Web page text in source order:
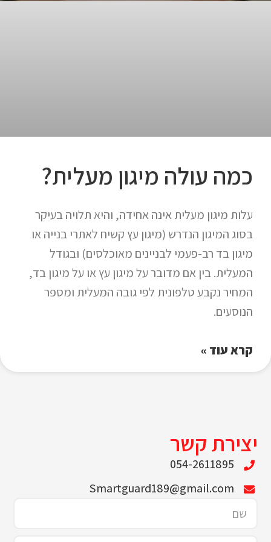
כמה עולה מיגון מעלית?
עלות מיגון מעלית אינה אחידה, והיא תלויה בעיקר
בסוג המיגון הנדרש (מיגון עץ קשיח לאתרי בנייה או
מיגון בד רב-פעמי לבניינים מאוכלסים) ובגודל
המעלית. בין אם מדובר על מיגון עץ או על מיגון בד,
המחיר נקבע טלפונית לפי גובה המעלית ומספר
הנוסעים.
קרא עוד »
יצירת קשר
054-2611895
Smartguard189@gmail.com